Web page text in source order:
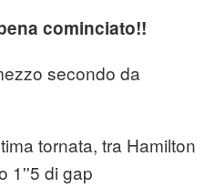
cominciato!!
secondo da
tornata, tra Hamilton
1''5 di gap